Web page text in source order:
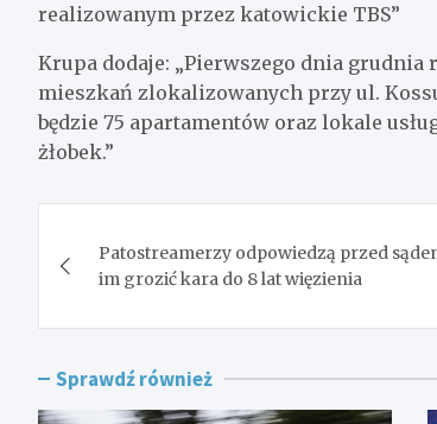
realizowanym przez katowickie TBS”
Krupa dodaje: „Pierwszego dnia
mieszkań zlokalizowanych przy ul.
będzie 75 apartamentów oraz lokale
żłobek.”
wpisu
Patostreamerzy odpowiedzą przed
im grozić kara do 8 lat więzienia
Sprawdź również